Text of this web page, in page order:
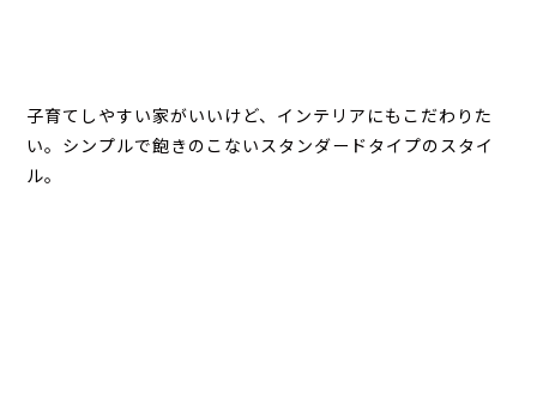
子育てしやすい家がいいけど、インテリアにもこだわりた
い。シンプルで飽きのこないスタンダードタイプのスタイ
ル。